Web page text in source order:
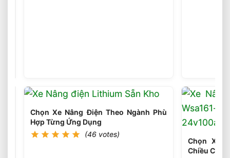
Chọn
Xe
Điện
Cần
Tránh
Chọn Xe Nâng Điện Theo Ngành Phù
Hợp Từng Ứng Dụng
(46 votes)
Chọn Xe
Chiều Cao